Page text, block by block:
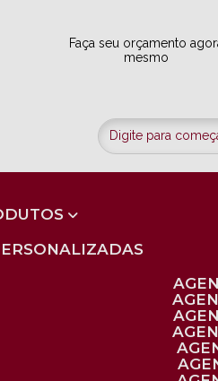
Faça seu orçamento
mesmo